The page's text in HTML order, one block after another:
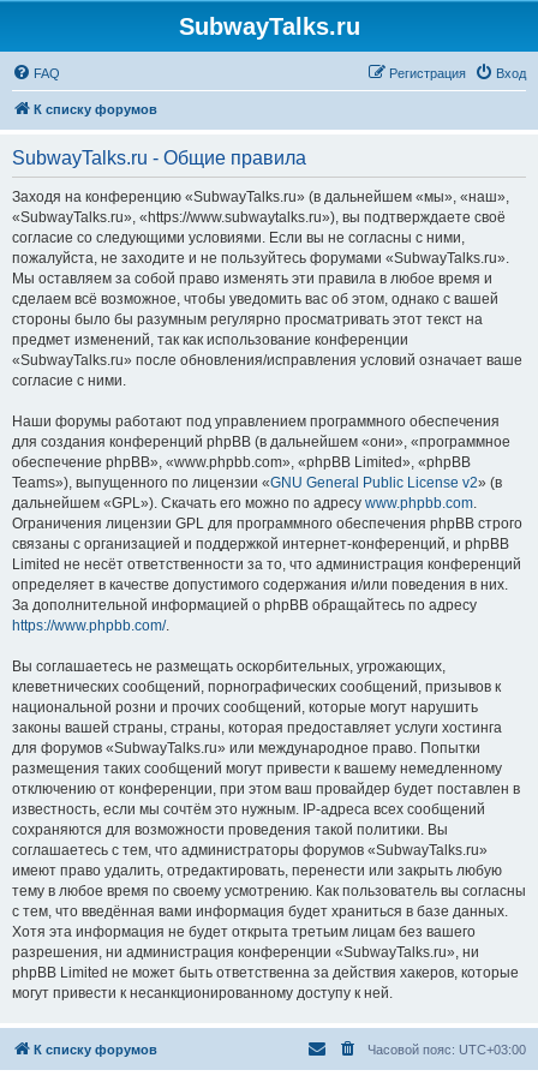
SubwayTalks.ru
FAQ Вход
Регистрация
К списку форумов
SubwayTalks.ru - Общие правила
Заходя на конференцию «SubwayTalks.ru» (в дальнейшем «мы», «наш»,
«SubwayTalks.ru», «https://www.subwaytalks.ru»), вы подтверждаете своё
согласие со следующими условиями. Если вы не согласны с ними,
пожалуйста, не заходите и не пользуйтесь форумами «SubwayTalks.ru».
Мы оставляем за собой право изменять эти правила в любое время и
сделаем всё возможное, чтобы уведомить вас об этом, однако с вашей
стороны было бы разумным регулярно просматривать этот текст на
предмет изменений, так как использование конференции
«SubwayTalks.ru» после обновления/исправления условий означает ваше
согласие с ними.
Наши форумы работают под управлением программного обеспечения
для создания конференций phpBB (в дальнейшем «они», «программное
обеспечение phpBB», «www.phpbb.com», «phpBB Limited», «phpBB
Teams»), выпущенного по лицензии «GNU General Public License v2» (в
дальнейшем «GPL»). Скачать его можно по адресу www.phpbb.com.
Ограничения лицензии GPL для программного обеспечения phpBB строго
связаны с организацией и поддержкой интернет-конференций, и phpBB
Limited не несёт ответственности за то, что администрация конференций
определяет в качестве допустимого содержания и/или поведения в них.
За дополнительной информацией о phpBB обращайтесь по адресу
https://www.phpbb.com/.
Вы соглашаетесь не размещать оскорбительных, угрожающих,
клеветнических сообщений, порнографических сообщений, призывов к
национальной розни и прочих сообщений, которые могут нарушить
законы вашей страны, страны, которая предоставляет услуги хостинга
для форумов «SubwayTalks.ru» или международное право. Попытки
размещения таких сообщений могут привести к вашему немедленному
отключению от конференции, при этом ваш провайдер будет поставлен в
известность, если мы сочтём это нужным. IP-адреса всех сообщений
сохраняются для возможности проведения такой политики. Вы
соглашаетесь с тем, что администраторы форумов «SubwayTalks.ru»
имеют право удалить, отредактировать, перенести или закрыть любую
тему в любое время по своему усмотрению. Как пользователь вы согласны
с тем, что введённая вами информация будет храниться в базе данных.
Хотя эта информация не будет открыта третьим лицам без вашего
разрешения, ни администрация конференции «SubwayTalks.ru», ни
phpBB Limited не может быть ответственна за действия хакеров, которые
могут привести к несанкционированному доступу к ней.
К списку форумов Часовой пояс: UTC+03:00